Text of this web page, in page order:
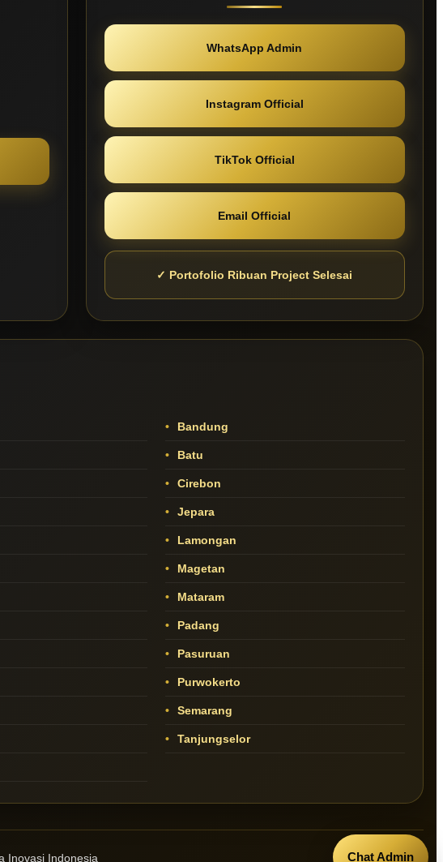
WhatsApp Admin
Instagram Official
TikTok Official
Email Official
✓ Portofolio Ribuan Project Selesai
Bandung
Batu
Cirebon
Jepara
Lamongan
Magetan
Mataram
Padang
Pasuruan
Purwokerto
Semarang
Tanjungselor
Inovasi Indonesia Chat Admin